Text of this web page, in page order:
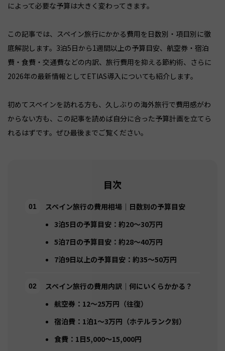
によって必要な予算は大きく変わってきます。
この記事では、スペイン旅行にかかる費用を日数別・項目別に徹
底解説します。3泊5日から1週間以上の予算目安、航空券・宿泊
費・食費・交通費などの内訳、旅行費用を抑える節約術、さらに
2026年の最新情報としてETIAS導入についても紹介します。
初めてスペインを訪れる方も、久しぶりの海外旅行で費用感がわ
からない方も、この記事を読めば自分に合った予算計画を立てら
れるはずです。ぜひ最後までご覧ください。
目次
スペイン旅行の費用相場｜日数別の予算目安
3泊5日の予算目安：約20〜30万円
5泊7日の予算目安：約28〜40万円
7泊9日以上の予算目安：約35〜50万円
スペイン旅行の費用内訳｜何にいくらかかる？
航空券：12〜25万円（往復）
宿泊費：1泊1〜3万円（ホテルランク別）
食費：1日5,000〜15,000円